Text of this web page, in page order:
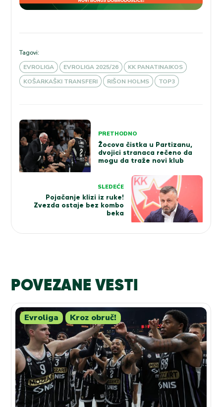
Tagovi:
EVROLIGA
EVROLIGA 2025/26
KK PANATINAIKOS
KOŠARKAŠKI TRANSFERI
RIŠON HOLMS TOP3
Kretanje
članka
PRETHODNO
Žocova čistka u Partizanu,
dvojici stranaca rečeno da
mogu da traže novi klub
SLEDEĆE
Pojačanje klizi iz ruke!
Zvezda ostaje bez kombo
beka
POVEZANE VESTI
Evroliga Kroz obruč!